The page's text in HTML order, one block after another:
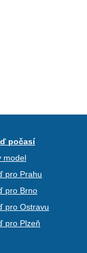
počasí
model
pro Prahu
pro Brno
pro Ostravu
pro Plzeň